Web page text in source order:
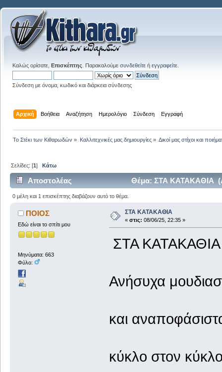
Καλώς ορίσατε, Επισκέπτης . Παρακαλούμε συνδεθείτε ή εγγραφείτε
Σύνδεση με όνομα, κωδικό και διάρκεια σύνδεσης
Αρχική Βοήθεια Αναζήτηση Ημερολόγιο Σύνδεση Εγγραφή
Το Στέκι των Κιθαρωδών » Καλλιτεχνικές μας δημιουργίες» Δικοί μας στίχοι και
Σελίδες: [1]Κάτω
Αποστολέας Θέμα: ΣΤΑ ΚΑΤΑΚΑΘΙΑ
0 μέλη και 1 επισκέπτης διαβάζουν αυτό το θέμα.
ΠΟΙΟΣ
Εδώ είναι το σπίτι μου
Μηνύματα: 663
Φύλο:
ΣΤΑ ΚΑΤΑΚΑΘΙΑ
« στις: 08/06/25, 22:35 »
ΣΤΑ ΚΑΤΑΚΑΘΙΑ
Ανήσυχα
και
κύκλο στον